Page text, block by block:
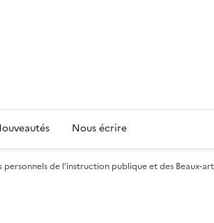
Nous écrire
personnels de l’instruction publique et des Beaux-